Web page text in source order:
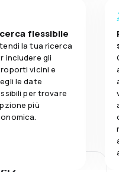
flessibile
la tua ricerca
includere gli
vicini e
le date
per trovare
più